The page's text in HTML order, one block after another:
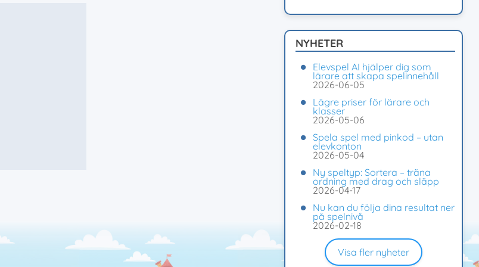
NYHETER
Elevspel AI hjälper dig som
lärare att skapa spelinnehåll
2026-06-05
Lägre priser för lärare och
klasser
2026-05-06
Spela spel med pinkod – utan
elevkonton
2026-05-04
Ny speltyp: Sortera – träna
ordning med drag och släpp
2026-04-17
Nu kan du följa dina resultat ner
på spelnivå
2026-02-18
Visa fler nyheter